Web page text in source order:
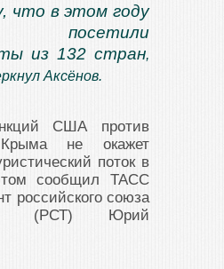
что в этом году
посетили
из 132 стран,
Аксёнов.
США против
Крыма не окажет
поток в
сообщил ТАСС
российского союза
(РСТ) Юрий